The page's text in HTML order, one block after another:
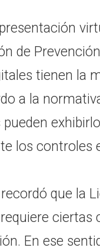
de
tienen la
a la
los controles
que la
ciertas
En ese